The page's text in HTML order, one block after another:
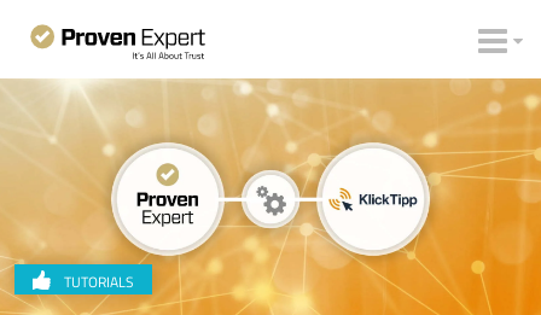
TUTORIALS